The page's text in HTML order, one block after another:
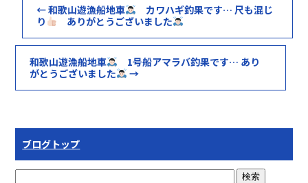
←和歌山遊漁船地車
カワハギ釣果です… 尺も混じ
り
ありがとうございました
和歌山遊漁船地車
1号船アマラバ釣果です… あり
がとうございました
→
ブログトップ